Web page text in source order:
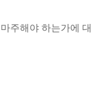
주해야 하는가에 대